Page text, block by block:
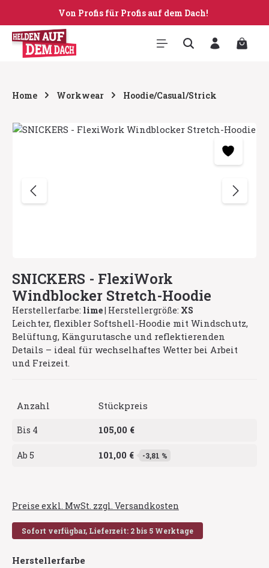
Zum Hauptinhalt springen
Von Profis für Profis auf dem Dach!
Home Workwear Hoodie/Casual/Strick
Bildergalerie überspringen
SNICKERS - FlexiWork
Windblocker Stretch-Hoodie
Herstellerfarbe: lime| Herstellergröße: XS
Leichter, flexibler Softshell-Hoodie mit Windschutz,
Belüftung, Kängurutasche und reflektierenden
Details – ideal für wechselhaftes Wetter bei Arbeit
und Freizeit.
Anzahl Stückpreis
Bis 4 105,00 €
Ab 5 101,00 € -3,81 %
Preise exkl. MwSt. zzgl. Versandkosten
Sofort verfügbar, Lieferzeit: 2 bis 5 Werktage
Herstellerfarbe